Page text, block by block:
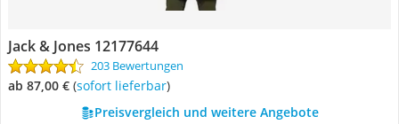
Jack & Jones 12177644
203 Bewertungen
ab 87,00 € ( Sofort lieferbar)
Preisvergleich und weitere Angebote